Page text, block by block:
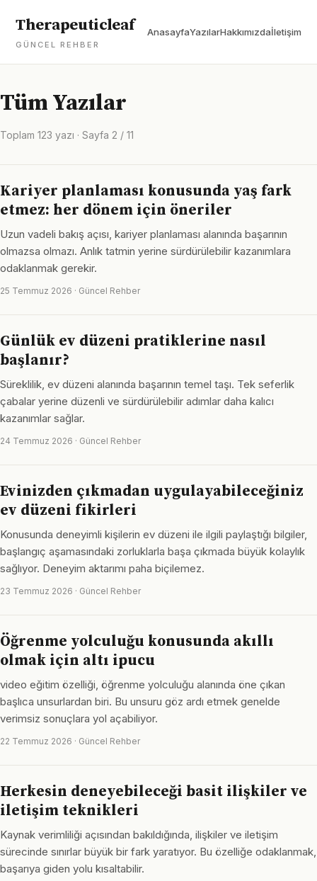
Therapeuticleaf
GÜNCEL REHBER
AnasayfaYazılarHakkımızdaİletişim
Tüm Yazılar
Toplam 123 yazı · Sayfa 2 / 11
Kariyer planlaması konusunda yaş fark
etmez: her dönem için öneriler
Uzun vadeli bakış açısı, kariyer planlaması alanında başarının
olmazsa olmazı. Anlık tatmin yerine sürdürülebilir kazanımlara
odaklanmak gerekir.
25 Temmuz 2026 · Güncel Rehber
Günlük ev düzeni pratiklerine nasıl
başlanır?
Süreklilik, ev düzeni alanında başarının temel taşı. Tek seferlik
çabalar yerine düzenli ve sürdürülebilir adımlar daha kalıcı
kazanımlar sağlar.
24 Temmuz 2026 · Güncel Rehber
Evinizden çıkmadan uygulayabileceğiniz
ev düzeni fikirleri
Konusunda deneyimli kişilerin ev düzeni ile ilgili paylaştığı bilgiler,
başlangıç aşamasındaki zorluklarla başa çıkmada büyük kolaylık
sağlıyor. Deneyim aktarımı paha biçilemez.
23 Temmuz 2026 · Güncel Rehber
Öğrenme yolculuğu konusunda akıllı
olmak için altı ipucu
video eğitim özelliği, öğrenme yolculuğu alanında öne çıkan
başlıca unsurlardan biri. Bu unsuru göz ardı etmek genelde
verimsiz sonuçlara yol açabiliyor.
22 Temmuz 2026 · Güncel Rehber
Herkesin deneyebileceği basit ilişkiler ve
iletişim teknikleri
Kaynak verimliliği açısından bakıldığında, ilişkiler ve iletişim
sürecinde sınırlar büyük bir fark yaratıyor. Bu özelliğe odaklanmak,
başarıya giden yolu kısaltabilir.